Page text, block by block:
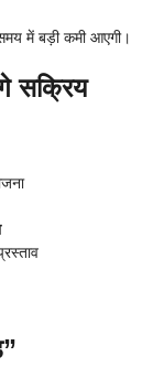
में बड़ी कमी आएगी।
सक्रिय